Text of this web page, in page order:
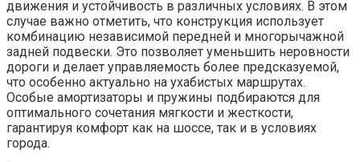
движения и устойчивость в различных условиях. В этом
случае важно отметить, что конструкция использует
комбинацию независимой передней и многорычажной
задней подвески. Это позволяет уменьшить неровности
дороги и делает управляемость более предсказуемой,
что особенно актуально на ухабистых маршрутах.
Особые амортизаторы и пружины подбираются для
оптимального сочетания мягкости и жесткости,
гарантируя комфорт как на шоссе, так и в условиях
города.